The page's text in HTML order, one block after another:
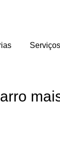
Serviços